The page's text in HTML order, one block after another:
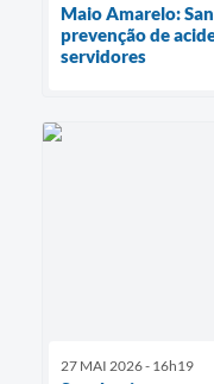
Maio Amarelo:
prevenção de
servidores
27 MAI 2026 - 16h19